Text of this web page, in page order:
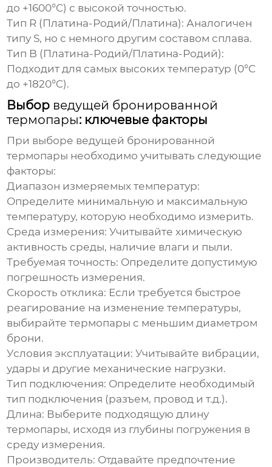
до +1600°C) с высокой точностью.
Тип R (Платина-Родий/Платина): Аналогичен
типу S, но с немного другим составом сплава.
Тип B (Платина-Родий/Платина-Родий):
Подходит для самых высоких температур (0°C
до +1820°C).
Выбор ведущей бронированной
термопары: ключевые факторы
При выборе ведущей бронированной
термопары необходимо учитывать следующие
факторы:
Диапазон измеряемых температур:
Определите минимальную и максимальную
температуру, которую необходимо измерить.
Среда измерения: Учитывайте химическую
активность среды, наличие влаги и пыли.
Требуемая точность: Определите допустимую
погрешность измерения.
Скорость отклика: Если требуется быстрое
реагирование на изменение температуры,
выбирайте термопары с меньшим диаметром
брони.
Условия эксплуатации: Учитывайте вибрации,
удары и другие механические нагрузки.
Тип подключения: Определите необходимый
тип подключения (разъем, провод и т.д.).
Длина: Выберите подходящую длину
термопары, исходя из глубины погружения в
среду измерения.
Производитель: Отдавайте предпочтение